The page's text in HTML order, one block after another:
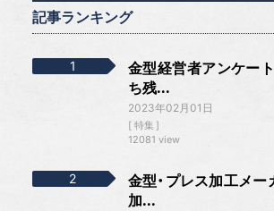
記事ランキング
金型経営者アンケー
ち残...
2023年02月01日
特集
12081 view
金型・プレス加工メ
加...